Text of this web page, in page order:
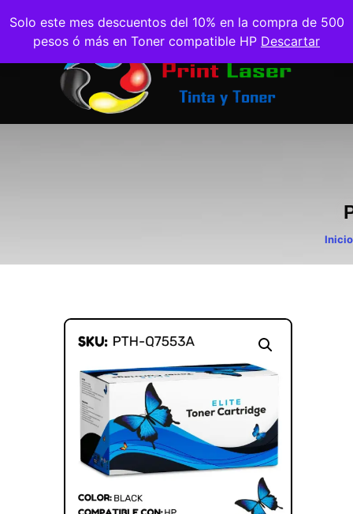
Solo este mes descuentos del 10% en la compra de 500
pesos ó más en Toner compatible HP Descartar
Inicio